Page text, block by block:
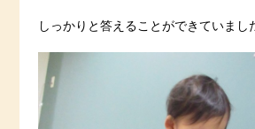
しっかりと答えることができていまし